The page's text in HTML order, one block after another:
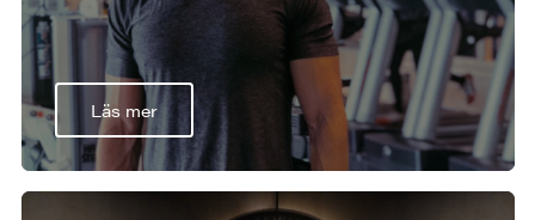
Läs mer